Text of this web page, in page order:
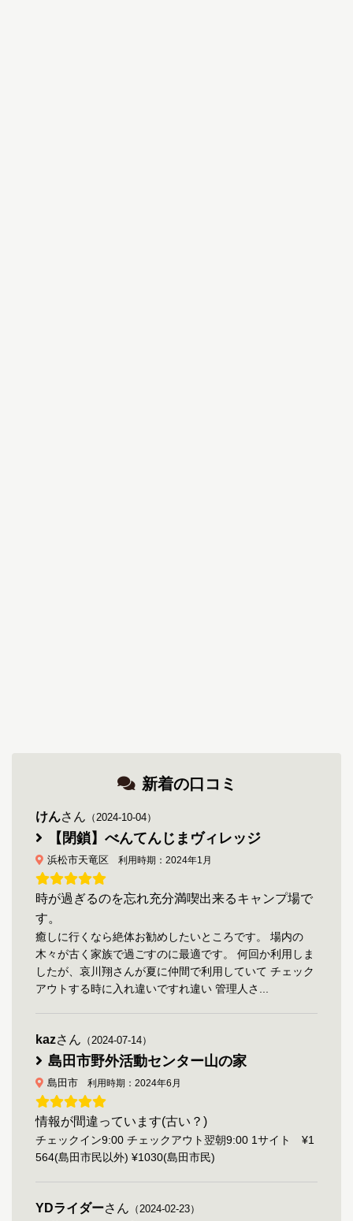
新着の口コミ
けんさん （2024-10-04）
【閉鎖】べんてんじまヴィレッジ
浜松市天竜区 利用時期：2024年1月
時が過ぎるのを忘れ充分満喫出来るキャンプ場で
す。
癒しに行くなら絶体お勧めしたいところです。 場内の
木々が古く家族で過ごすのに最適です。 何回か利用しま
したが、哀川翔さんが夏に仲間で利用していて チェック
アウトする時に入れ違いですれ違い 管理人さ...
kazさん （2024-07-14）
島田市野外活動センター山の家
島田市 利用時期：2024年6月
情報が間違っています(古い？)
チェックイン9:00 チェックアウト翌朝9:00 1サイト ¥1
564(島田市民以外) ¥1030(島田市民)
YDライダーさん （2024-02-23）